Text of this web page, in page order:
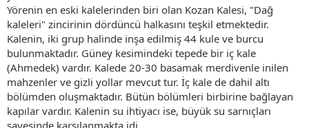
Yörenin en eski kalelerinden biri olan Kozan Kalesi, "Dağ
kaleleri" zincirinin dördüncü halkasını teşkil etmektedir.
Kalenin, iki grup halinde inşa edilmiş 44 kule ve burcu
bulunmaktadır. Güney kesimindeki tepede bir iç kale
(Ahmedek) vardır. Kalede 20-30 basamak merdivenle inilen
mahzenler ve gizli yollar mevcut tur. İç kale de dahil altı
bölümden oluşmaktadır. Bütün bölümleri birbirine bağlayan
kapılar vardır. Kalenin su ihtiyacı ise, büyük su sarnıçları
sayesinde karşılanmakta idi.